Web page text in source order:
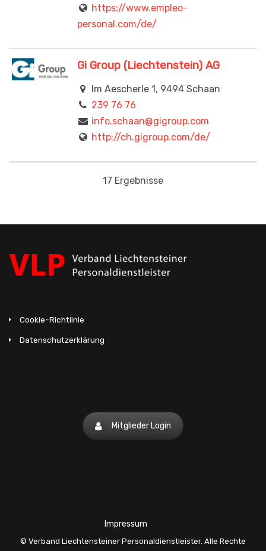
https://www.empleo-
personal.com/de/
Gi Group (Liechtenstein) AG
Im Aescherle 1, 9494 Schaan
239 76 76
info.schaan@gigroup.com
http://ch.gigroup.com/de/
Jobs4Students AG
375 04 34
Job 4 You AG
17 Ergebnisse
Cookie-Richtlinie
Datenschutzerklärung
Mitglieder Login
Impressum
© Verband Liechtensteiner Personaldienstleister. Alle Rechte